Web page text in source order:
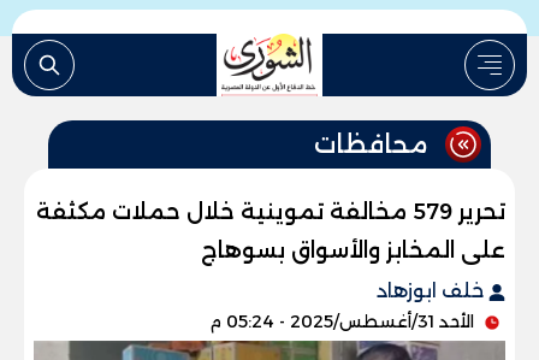
محافظات
تحرير 579 مخالفة تموينية خلال حملات مكثفة
على المخابز والأسواق بسوهاج
خلف ابوزهاد
الأحد 31/أغسطس/2025 - 05:24 م